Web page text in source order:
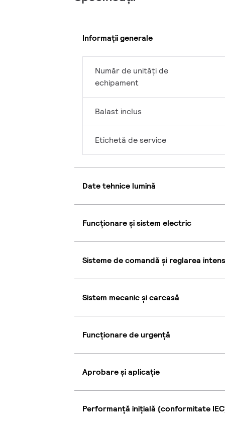
Informații generale
Număr de unități de
echipament
Balast inclus
Etichetă de service
Date tehnice lumină
Funcționare și sistem electric
Sisteme de comandă și reglarea
Sistem mecanic și carcasă
Funcționare de urgență
Aprobare și aplicație
Performanță inițială (conformitate